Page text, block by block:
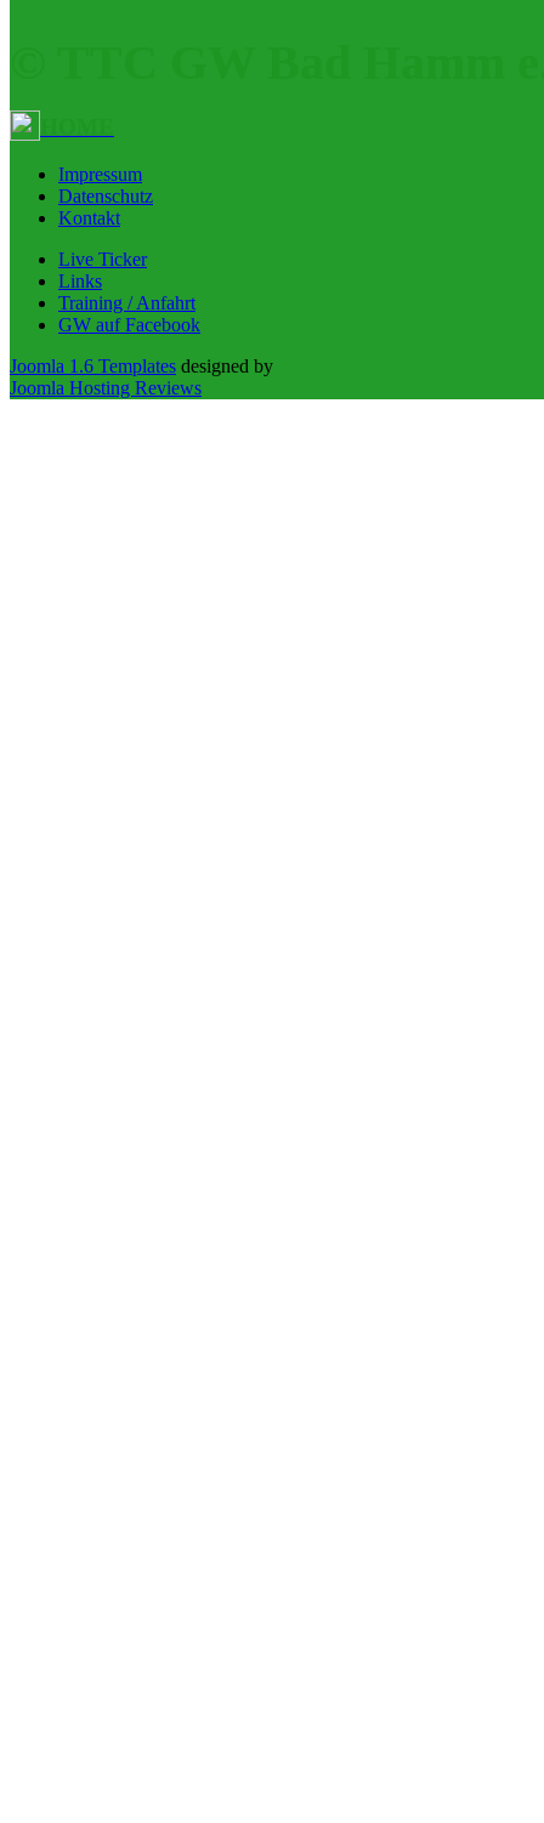
Impressum
Datenschutz
Kontakt
Live Ticker
Links
Training / Anfahrt
GW auf Facebook
Joomla 1.6 Templates designed by
Joomla Hosting Reviews